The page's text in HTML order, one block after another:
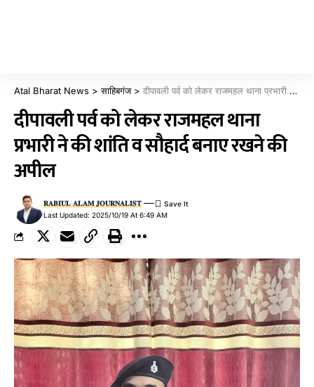
Atal Bharat News >साहिबगंज> दीपावली पर्व को लेकर राजमहल थाना प्रभारी ने की शांति व सौहार्द बनाए रखने की अपील
दीपावली पर्व को लेकर राजमहल थाना
प्रभारी ने की शांति व सौहार्द बनाए रखने की
अपील
Last Updated: 2025/10/19 At 6:49 AM
𝐑𝐀𝐁𝐈𝐔𝐋 𝐀𝐋𝐀𝐌 𝐉𝐎𝐔𝐑𝐍𝐀𝐋𝐈𝐒𝐓